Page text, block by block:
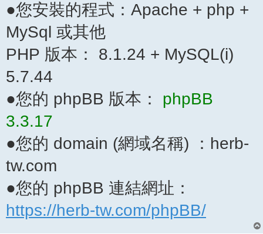
●您安裝的程式：Apache + php +
MySql 或其他
PHP 版本： 8.1.24 + MySQL(i)
5.7.44
●您的 phpBB 版本： phpBB
3.3.17
●您的 domain (網域名稱) ：herb-
tw.com
●您的 phpBB 連結網址：
https://herb-tw.com/phpBB/